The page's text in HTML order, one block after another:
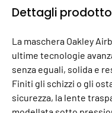
Dettagli prodotto
La maschera Oakley
ultime tecnologie
senza eguali, solida e
Finiti gli schizzi o gli
sicurezza, la lente